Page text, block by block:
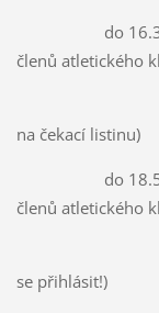
do 16.3.
členů atletického
(ostatní
na čekací listinu)
do 18.5.
členů atletického
(Po
se přihlásit!)